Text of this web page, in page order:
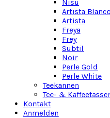
Nīsu
Artista Blanco
Artista
Freya
Frey
Subtil
Noir
Perle Gold
Perle White
Teekannen
Tee- &
Kontakt
Anmelden